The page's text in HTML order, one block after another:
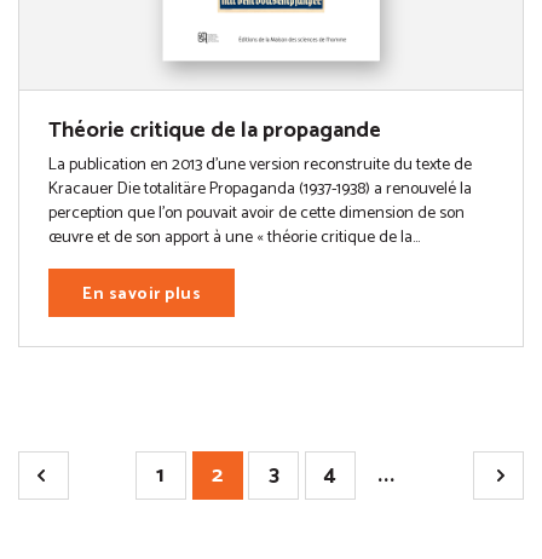
Théorie critique de la propagande
La publication en 2013 d’une version reconstruite du texte de
Kracauer Die totalitäre Propaganda (1937-1938) a renouvelé la
perception que l’on pouvait avoir de cette dimension de son
œuvre et de son apport à une « théorie critique de la...
En savoir plus
1 2 3 4 ...